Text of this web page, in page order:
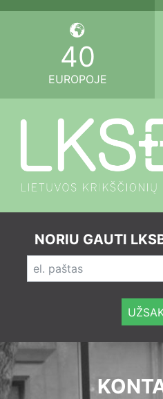
40
EUROPOJE
NORIU GAUTI